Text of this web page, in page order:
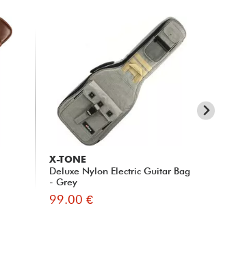
X-TONE
Deluxe Nylon Electric Guitar Bag
- Grey
99.00 €